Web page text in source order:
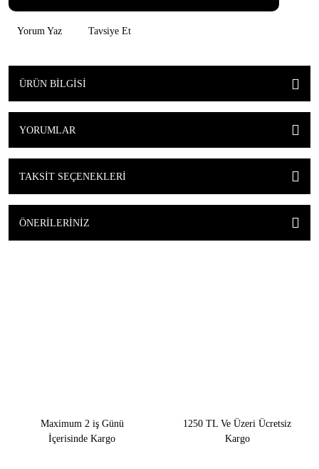
Yorum Yaz Tavsiye Et
ÜRÜN BILGISI
YORUMLAR
TAKSIT SEÇENEKLERI
ÖNERILERINIZ
Maximum 2 iş Günü
İçerisinde Kargo
1250 TL Ve Üzeri Ücretsiz
Kargo